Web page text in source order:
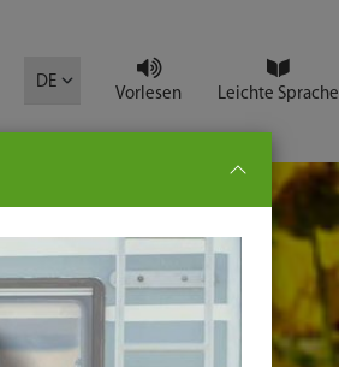
DE
Vorlesen Leichte Sprache